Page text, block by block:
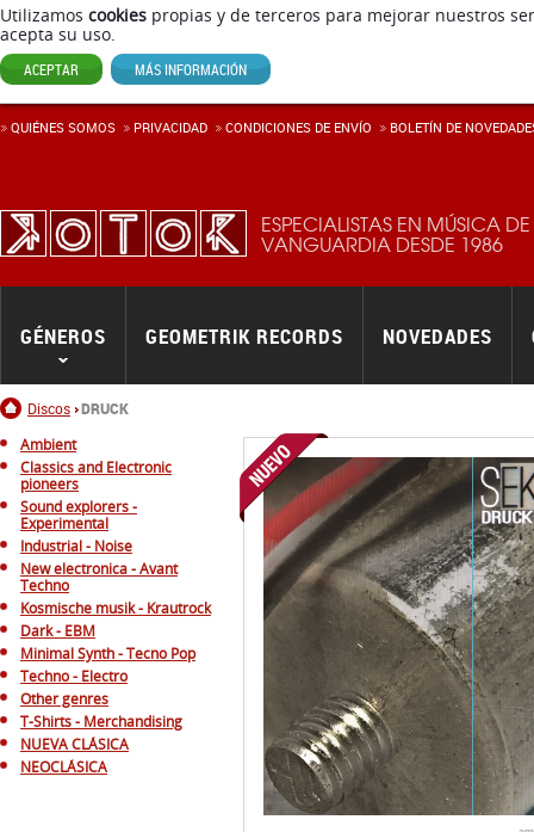
Utilizamos cookies propias y de terceros para mejorar nuestros
acepta su uso.
ACEPTAR MÁS INFORMACIÓN
ESPECIALISTAS EN MÚSICA DE
VANGUARDIA DESDE 1986
Inicio
Discos DRUCK
GÉNEROS GEOMETRIK RECORDS NOVEDADES
QUIÉNES SOMOS PRIVACIDAD CONDICIONES DE ENVÍ­O BOLETÍN DE
Ambient
Classics and Electronic
pioneers
Sound explorers -
Experimental
Industrial - Noise
New electronica - Avant
Techno
Kosmische musik - Krautrock
Dark - EBM
Minimal Synth - Tecno Pop
Techno - Electro
Other genres
T-Shirts - Merchandising
NUEVA CLÁSICA
NEOCLÁSICA